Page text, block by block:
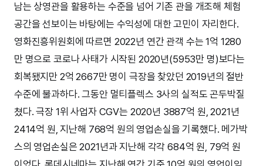
남는 상영관을 활용하는 수준을 넘어 기존 관을 개조해 체험
공간을 선보이는 바탕에는 수익성에 대한 고민이 자리한다.
영화진흥위원회에 따르면 2022년 연간 관객 수는 1억 1280
만 명으로 코로나 사태가 시작된 2020년(5953만 명)보다는
회복됐지만 2억 2667만 명이 극장을 찾았던 2019년의 절반
수준에 불과하다. 그동안 멀티플렉스 3사의 실적도 곤두박질
쳤다. 극장 1위 사업자 CGV는 2020년 3887억 원, 2021년
2414억 원, 지난해 768억 원의 영업손실을 기록했다. 메가박
스의 영업손실은 2021년과 지난해 각각 684억 원, 79억 원